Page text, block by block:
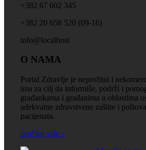
+‎382 67 602 345
+‎382 20 658 520 (09-16)
info@localhost
O NAMA
Portal Zdravlje je neprofitni i
ima za cilj da informiše, podrži i
građankama i građanima u oblastima
adekvatne zdravstvene zaštite i
pacijenata.
pročitaj više »